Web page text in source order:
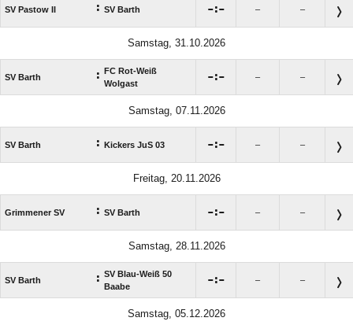
SV Pastow II : SV Barth : – –
Samstag, 31.10.2026
SV Barth : FC Rot-Weiß
Wolgast
: – –
Samstag, 07.11.2026
SV Barth : Kickers JuS 03 : – –
Freitag, 20.11.2026
Grimmener SV : SV Barth : – –
Samstag, 28.11.2026
SV Barth : SV Blau-Weiß 50
Baabe
: – –
Samstag, 05.12.2026